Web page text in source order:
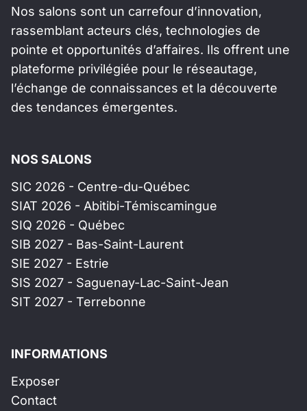
Nos salons sont un carrefour d’innovation,
rassemblant acteurs clés, technologies de
pointe et opportunités d’affaires. Ils offrent une
plateforme privilégiée pour le réseautage,
l’échange de connaissances et la découverte
des tendances émergentes.
NOS SALONS
SIC 2026 - Centre-du-Québec
SIAT 2026 - Abitibi-Témiscamingue
SIQ 2026 - Québec
SIB 2027 - Bas-Saint-Laurent
SIE 2027 - Estrie
SIS 2027 - Saguenay-Lac-Saint-Jean
SIT 2027 - Terrebonne
INFORMATIONS
Exposer
Contact